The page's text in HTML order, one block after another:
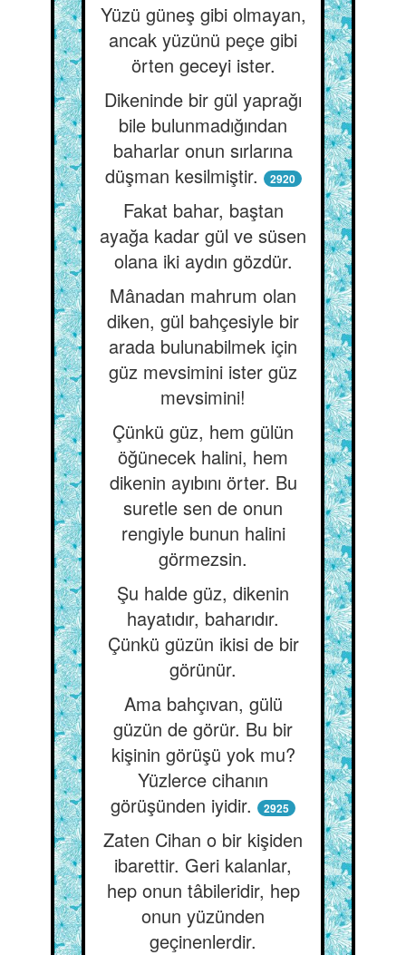
Yüzü güneş gibi olmayan,
ancak yüzünü peçe gibi
örten geceyi ister.
Dikeninde bir gül yaprağı
bile bulunmadığından
baharlar onun sırlarına
düşman kesilmiştir.
2920
Fakat bahar, baştan
ayağa kadar gül ve süsen
olana iki aydın gözdür.
Mânadan mahrum olan
diken, gül bahçesiyle bir
arada bulunabilmek için
güz mevsimini ister güz
mevsimini!
Çünkü güz, hem gülün
öğünecek halini, hem
dikenin ayıbını örter. Bu
suretle sen de onun
rengiyle bunun halini
görmezsin.
Şu halde güz, dikenin
hayatıdır, baharıdır.
Çünkü güzün ikisi de bir
görünür.
Ama bahçıvan, gülü
güzün de görür. Bu bir
kişinin görüşü yok mu?
Yüzlerce cihanın
görüşünden iyidir.
2925
Zaten Cihan o bir kişiden
ibarettir. Geri kalanlar,
hep onun tâbileridir, hep
onun yüzünden
geçinenlerdir.